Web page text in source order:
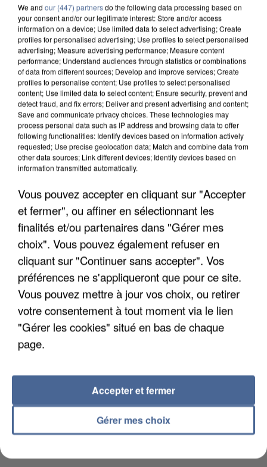
UN SECOND CADRE DE LA DZ MAFIA
INTERPELLÉ EN ALGÉRIE
UNE TOURISTE DE L’OISE EMPORTÉE PAR UNE
COULÉE DE BOUE EN HAUTE-SAVOIE
We and our (447) partnersdo the following data processing based on
your consent and/or our legitimate interest: Store and/or access
information on a device; Use limited data to select advertising; Create
profiles for personalised advertising; Use profiles to select personalised
advertising; Measure advertising performance; Measure content
performance; Understand audiences through statistics or combinations
of data from different sources; Develop and improve services; Create
profiles to personalise content; Use profiles to select personalised
content; Use limited data to select content; Ensure security, prevent and
detect fraud, and fix errors; Deliver and present advertising and content;
Save and communicate privacy choices. These technologies may
process personal data such as IP address and browsing data to offer
following functionalities: Identify devices based on information actively
requested; Use precise geolocation data; Match and combine data from
other data sources; Link different devices; Identify devices based on
information transmitted automatically.
Vous pouvez accepter en cliquant sur "Accepter
et fermer", ou affiner en sélectionnant les
finalités et/ou partenaires dans "Gérer mes
choix". Vous pouvez également refuser en
cliquant sur "Continuer sans accepter". Vos
préférences ne s'appliqueront que pour ce site.
Vous pouvez mettre à jour vos choix, ou retirer
votre consentement à tout moment via le lien
"Gérer les cookies" situé en bas de chaque
page.
Gérer mes choix
Accepter et fermer